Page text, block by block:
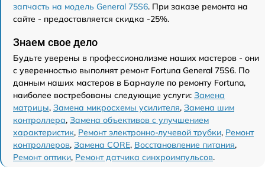
запчасть на модель General 75S6. При заказе ремонта на
сайте - предоставляется скидка -25%.
Знаем свое дело
Будьте уверены в профессионализме наших мастеров - они
с уверенностью выполнят ремонт Fortuna General 75S6. По
данным наших мастеров в Барнауле по ремонту Fortuna,
наиболее востребованы следующие услуги: Замена
матрицы, Замена микросхемы усилителя, Замена шим
контроллера, Замена объективов с улучшением
характеристик, Ремонт электронно-лучевой трубки, Ремонт
контроллеров, Замена CORE, Восстановление питания,
Ремонт оптики, Ремонт датчика синхроимпульсов.